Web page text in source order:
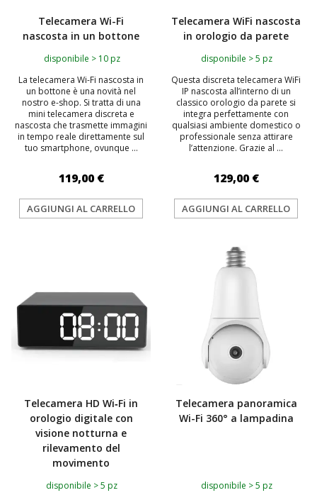
Telecamera Wi-Fi
nascosta in un bottone
disponibile > 10 pz
La telecamera Wi-Fi nascosta in
un bottone è una novità nel
nostro e-shop. Si tratta di una
mini telecamera discreta e
nascosta che trasmette immagini
in tempo reale direttamente sul
tuo smartphone, ovunque ...
119,00 €
AGGIUNGI AL CARRELLO
Telecamera WiFi nascosta
in orologio da parete
disponibile > 5 pz
Questa discreta telecamera WiFi
IP nascosta all’interno di un
classico orologio da parete si
integra perfettamente con
qualsiasi ambiente domestico o
professionale senza attirare
l’attenzione. Grazie al ...
129,00 €
AGGIUNGI AL CARRELLO
Telecamera HD Wi‑Fi in
orologio digitale con
visione notturna e
rilevamento del
movimento
disponibile > 5 pz
Telecamera panoramica
Wi-Fi 360° a lampadina
disponibile > 5 pz